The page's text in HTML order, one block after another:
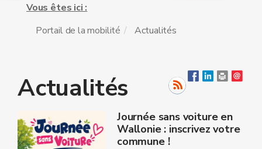
Vous êtes ici :
Portail de la mobilité
Actualités
Actualités
Journée sans voiture en
Wallonie : inscrivez votre
commune !